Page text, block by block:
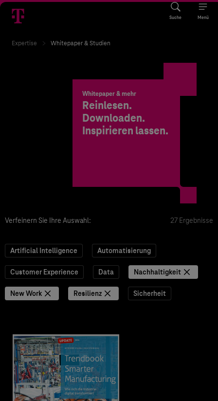
Suche Menü
Expertise Whitepaper & Studien
Whitepaper & mehr
Reinlesen.
Downloaden.
Inspirieren lassen.
Verfeinern Sie Ihre Auswahl: 27 Ergebnisse
Artificial Intelligence Automatisierung
Customer Experience Data Nachhaltigkeit
New Work Resilienz Sicherheit